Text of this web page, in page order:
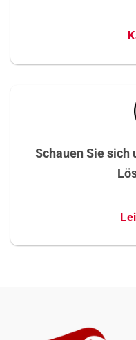
Schauen Sie sich